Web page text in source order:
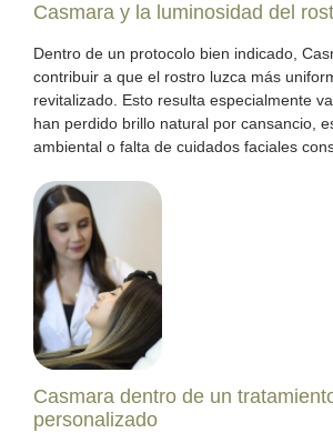
Casmara y la luminosidad del
Dentro de un protocolo bien indicado,
contribuir a que el rostro luzca más
revitalizado. Esto resulta especialmente
han perdido brillo natural por cansancio,
ambiental o falta de cuidados faciales
Casmara dentro de un
personalizado